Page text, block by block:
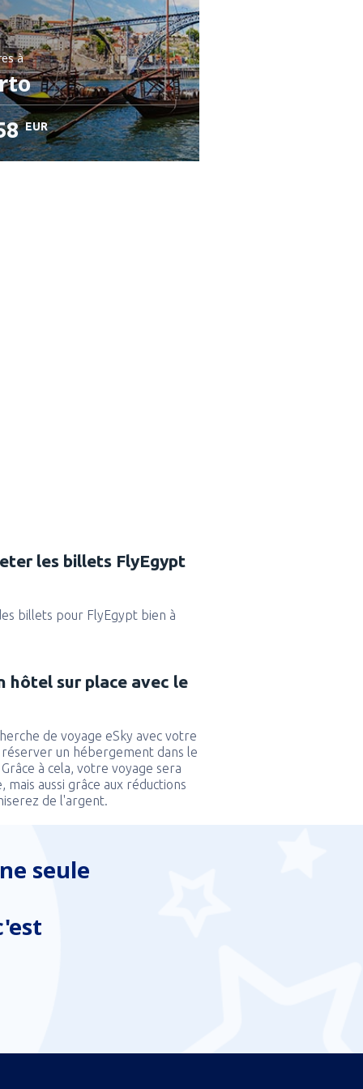
à
EUR
les billets FlyEgypt
billets pour FlyEgypt bien à
hôtel sur place avec le
de voyage eSky avec votre
un hébergement dans le
à cela, votre voyage sera
aussi grâce aux réductions
de l'argent.
seule